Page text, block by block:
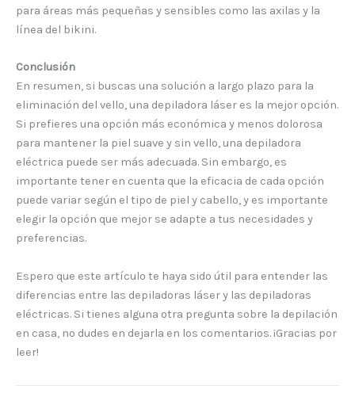
para áreas más pequeñas y sensibles como las axilas y la
línea del bikini.
Conclusión
En resumen, si buscas una solución a largo plazo para la
eliminación del vello, una depiladora láser es la mejor opción.
Si prefieres una opción más económica y menos dolorosa
para mantener la piel suave y sin vello, una depiladora
eléctrica puede ser más adecuada. Sin embargo, es
importante tener en cuenta que la eficacia de cada opción
puede variar según el tipo de piel y cabello, y es importante
elegir la opción que mejor se adapte a tus necesidades y
preferencias.
Espero que este artículo te haya sido útil para entender las
diferencias entre las depiladoras láser y las depiladoras
eléctricas. Si tienes alguna otra pregunta sobre la depilación
en casa, no dudes en dejarla en los comentarios. ¡Gracias por
leer!